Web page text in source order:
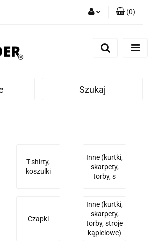
(0)
Szukaj
T-shirty,
koszulki
Inne (kurtki,
skarpety,
torby, s
Czapki
Inne (kurtki,
skarpety,
torby, stroje
kąpielowe)